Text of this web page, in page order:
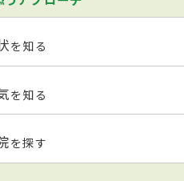
を知る
を知る
を探す